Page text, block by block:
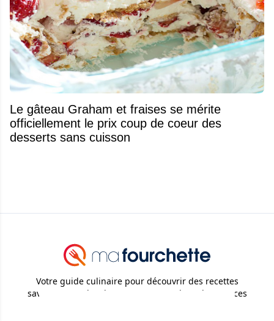
Le gâteau Graham et fraises se mérite
officiellement le prix coup de coeur des
desserts sans cuisson
Votre guide culinaire pour découvrir des recettes
savoureuses, des desserts gourmands et des astuces